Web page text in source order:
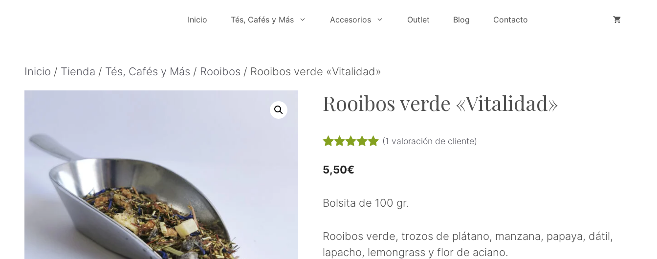
Inicio Tés, Cafés y Más Accesorios Outlet Blog Contacto
Inicio / Tienda / Tés, Cafés y Más / Rooibos / Rooibos verde «Vitalidad»
Rooibos verde «Vitalidad»
(1 valoración de cliente)
5,50€
Bolsita de 100 gr.
Rooibos verde, trozos de plátano, manzana, papaya, dátil,
lapacho, lemongrass y flor de aciano.
cantidad